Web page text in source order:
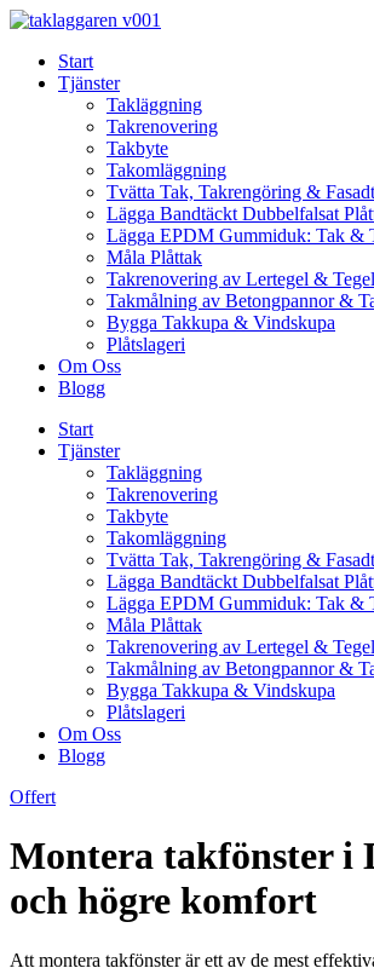
Skip
contentStart
Tjänster
Takläggning
Takrenovering
Takbyte
Takomläggning
Tvätta Tak, Takrengöring &
Lägga Bandtäckt Dubbelfalsat
Lägga EPDM Gummiduk: Tak &
Måla Plåttak
Takrenovering av Lertegel &
Takmålning av Betongpannor &
Bygga Takkupa & Vindskupa
Plåtslageri
Om Oss
Blogg
Start
Tjänster
Takläggning
Takrenovering
Takbyte
Takomläggning
Tvätta Tak, Takrengöring &
Lägga Bandtäckt Dubbelfalsat
Lägga EPDM Gummiduk: Tak &
Måla Plåttak
Takrenovering av Lertegel &
Takmålning av Betongpannor &
Bygga Takkupa & Vindskupa
Plåtslageri
Om Oss
Blogg
Offert
Montera takfönster i
och högre komfort
Att montera takfönster är ett av de mest